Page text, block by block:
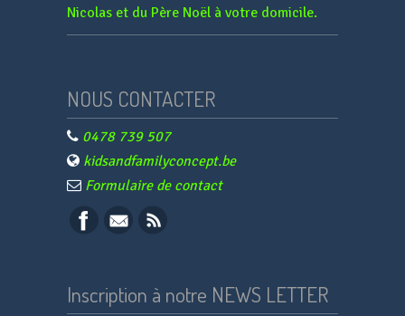
Nicolas et du Père Noël à votre domicile.
NOUS CONTACTER
0478 739 507
kidsandfamilyconcept.be
Formulaire de contact
Inscription à notre NEWS LETTER